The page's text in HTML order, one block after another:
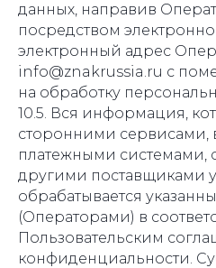
данных, направив
посредством
электронный адрес
info@znakrussia.ru с
на обработку
10.5. Вся информация,
сторонними сервисами,
платежными системами,
другими поставщиками
обрабатывается
(Операторами) в
Пользовательским
конфиденциальности.